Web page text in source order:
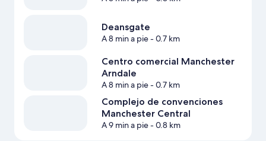
Deansgate
A 8 min a pie- 0.7 km
Centro comercial Manchester
Arndale
A 8 min a pie- 0.7 km
Complejo de convenciones
Manchester Central
A 9 min a pie- 0.8 km